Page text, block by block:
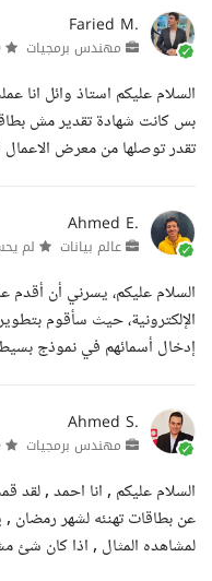
Faried M.
مهندس برمجيات
السلام عليكم استاذ وائل
بس كانت شهادة تقدير مش
تقدر توصلها من معرض
Ahmed E.
عالم بيانات لم
السلام عليكم، يسرني أن
الإلكترونية، حيث سأقوم
إدخال أسمائهم في نموذج
Ahmed S.
مهندس برمجيات
السلام عليكم , انا احمد , لقد
عن بطاقات تهنئه لشهر رمضان
لمشاهده المثال , اذا كان شئ